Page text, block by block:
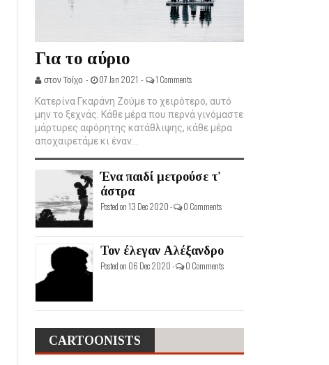
Για το αύριο
στον Τοίχο - 07 Jan 2021 - 1 Comments
Κατερίνα Γκαράνη Ζούμε το χειρότερο, αυτό
μην το ξεχνάς. Κάθε μέρα που περνά γινόμαστε
μάρτυρες αφόρητης κατάθλιψης, κάθε μέρα
αποχαιρετάμε κι έναν...
Ένα παιδί μετρούσε τ'
άστρα
Posted on 13 Dec 2020 - 0 Comments
Τον έλεγαν Αλέξανδρο
Posted on 06 Dec 2020 - 0 Comments
CARTOONISTS